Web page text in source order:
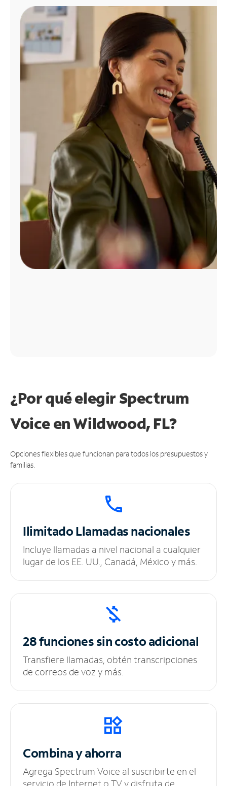
Administrar
cuenta
Encuentra
tienda
¿Por qué elegir Spectrum
Voice en Wildwood, FL?
Opciones flexibles que funcionan para todos los presupuestos y
familias.
IlimitadoLlamadas nacionales
Incluye llamadas a nivel nacional a cualquier
lugar de los EE. UU., Canadá, México y más.
28 funciones sincosto adicional
Transfiere llamadas, obtén transcripciones
de correos de voz y más.
Combina y ahorra
Agrega Spectrum Voice al suscribirte en el
servicio de Internet o TV y disfruta de